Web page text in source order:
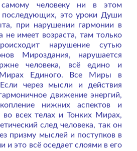
самому человеку ни в этом
последующих, это уроки Души
при нарушении гармонии в
имеет возраста, там только
нарушение сутью
Мироздания, нарушается
человека, всё едино и
Мирах Единого. Все Миры в
через мысли и действия
движение энергий,
нижних аспектов и
во всех телах и Тонких Мирах,
след человека, так он
призму мыслей и поступков в
это всё оседает слоями в его